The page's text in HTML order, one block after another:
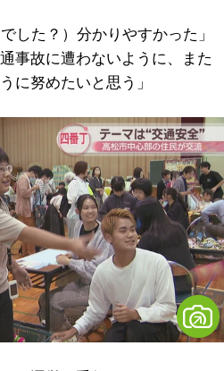
した？）分かりやすかった」
事故に遭わないように、また
に努めたいと思う」